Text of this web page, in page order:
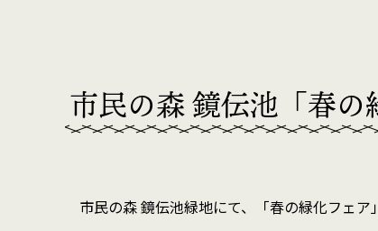
市民の森 鏡伝池「春の
市民の森 鏡伝池緑地にて、「春の緑化フェア